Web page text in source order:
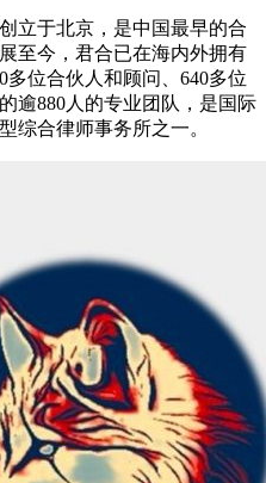
立于北京，是中国最早的合
至今，君合已在海内外拥有
位合伙人和顾问、640多位
逾880人的专业团队，是国际
综合律师事务所之一。